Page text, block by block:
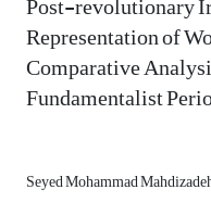
Representation of
Comparative
Fundamentalist
Seyed Mohammad